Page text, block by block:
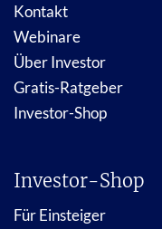
Kontakt
Webinare
Über Investor
Gratis-Ratgeber
Investor-Shop
Investor-Shop
Für Einsteiger